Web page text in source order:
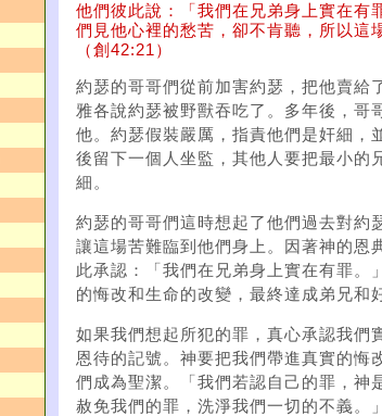
他們彼此說：「我們在兄弟身上實在有
們見他心裡的愁苦，卻不肯聽，所以這
（創42:21）
約瑟的哥哥們從前加害約瑟，把他賣給
雅各說約瑟被野獸吞吃了。多年後，哥
他。約瑟假裝嚴厲，指責他們是奸細，
後留下一個人坐監，其他人要把最小的
細。
約瑟的哥哥們這時想起了他們過去對約
讓這場苦難臨到他們身上。因著神的恩
此承認：「我們在兄弟身上實在有罪。
的悔改和生命的改變，最終達成弟兄和
如果我們想起所犯的罪，真心承認我們
恩待的記號。神要把我們帶進真實的悔
們成為聖潔。「我們若認自己的罪，神
赦免我們的罪，洗淨我們一切的不義。